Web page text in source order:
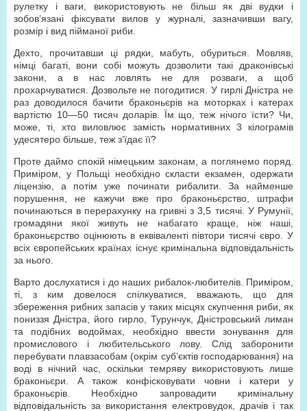
рулетку і ваги, використовують не більш як дві вудки і
зобов’язані фіксувати вилов у журналі, зазначивши вагу,
розмір і вид пійманої риби.
Дехто, прочитавши ці рядки, мабуть, обуриться. Мовляв,
німці багаті, вони собі можуть дозволити такі драконівські
закони, а в нас ловлять не для розваги, а щоб
прохарчуватися. Дозвольте не погодитися. У гирлі Дністра не
раз доводилося бачити браконьєрів на моторках і катерах
вартістю 10—50 тисяч доларів. Їм що, теж нічого їсти? Чи,
може, ті, хто виловлює замість нормативних 3 кілограмів
удесятеро більше, теж з’їдає її?
Проте даймо спокій німецьким законам, а поглянемо поряд.
Приміром, у Польщі необхідно скласти екзамен, одержати
ліцензію, а потім уже починати рибалити. За найменше
порушення, не кажучи вже про браконьєрство, штрафи
починаються в перерахунку на гривні з 3,5 тисячі. У Румунії,
громадяни якої живуть не набагато краще, ніж наші,
браконьєрство оцінюють в еквіваленті півтори тисячі євро. У
всіх європейських країнах існує кримінальна відповідальність
за нього.
Варто дослухатися і до наших рибалок-любителів. Приміром,
ті, з ким довелося спілкуватися, вважають, що для
збереження рибних запасів у таких місцях скупчення риби, як
пониззя Дністра, його гирло, Турунчук, Дністровський лиман
та подібних водоймах, необхідно ввести зонування для
промислового і любительського лову. Слід заборонити
перебувати плавзасобам (окрім суб’єктів господарювання) на
воді в нічний час, оскільки темряву використовують лише
браконьєри. А також конфісковувати човни і катери у
браконьєрів. Необхідно запровадити кримінальну
відповідальність за використання електровудок, драчів і так